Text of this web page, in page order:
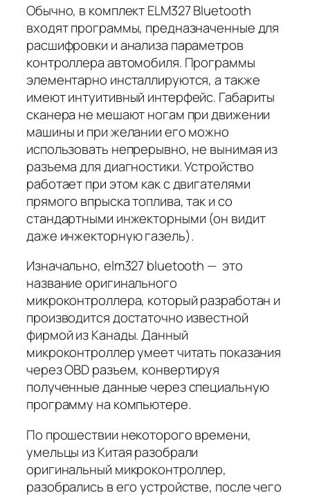
Обычно, в комплект ELM327 Bluetooth
входят программы, предназначенные для
расшифровки и анализа параметров
контроллера автомобиля. Программы
элементарно инсталлируются, а также
имеют интуитивный интерфейс. Габариты
сканера не мешают ногам при движении
машины и при желании его можно
использовать непрерывно, не вынимая из
разъема для диагностики. Устройство
работает при этом как с двигателями
прямого впрыска топлива, так и со
стандартными инжекторными (он видит
даже инжекторную газель).
Изначально, elm327 bluetooth — это
название оригинального
микроконтроллера, который разработан и
производится достаточно известной
фирмой из Канады. Данный
микроконтроллер умеет читать показания
через OBD разъем, конвертируя
полученные данные через специальную
программу на компьютере.
По прошествии некоторого времени,
умельцы из Китая разобрали
оригинальный микроконтроллер,
разобрались в его устройстве, после чего